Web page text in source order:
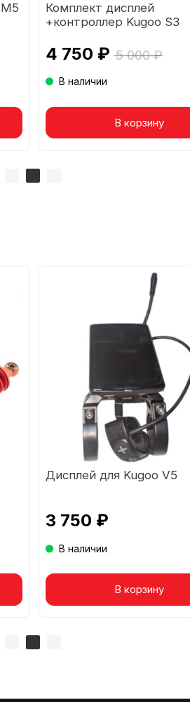
М5
Товар в корзине
Комплект дисплей
+контроллер Kugoo S3
4 750 ₽ 5 000 ₽
В наличии
В корзину
Товар в корзине
Дисплей для Kugoo V5
3 750 ₽
В наличии
В корзину